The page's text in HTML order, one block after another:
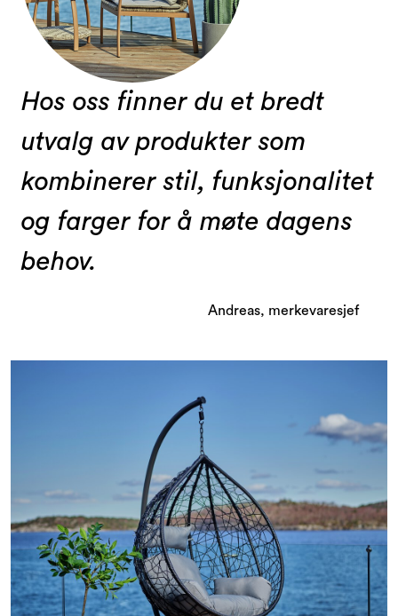
Hos oss finner du et bredt
utvalg av produkter som
kombinerer stil, funksjonalitet
og farger for å møte dagens
behov.
Andreas, merkevaresjef